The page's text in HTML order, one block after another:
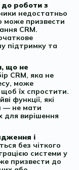
роботи з
недостатньо
може призвести
CRM.
підтримку та
що не
CRM, яка не
може
їх спростити.
функції, які
— не мати
для вирішення
і
без чіткого
системи у
призвести до